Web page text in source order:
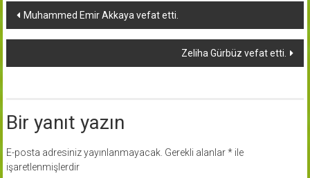
Yazı
dolaşımı
Muhammed Emir Akkaya vefat etti.
Zeliha Gürbüz vefat etti.
Bir yanıt yazın
E-posta adresiniz yayınlanmayacak. Gerekli alanlar*ile
işaretlenmişlerdir